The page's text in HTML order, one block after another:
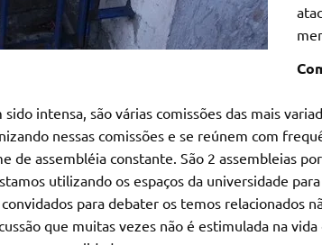
sido intensa, são várias comissões das mais
nessas comissões e se reúnem com
de assembléia constante. São 2 assembleias
utilizando os espaços da universidade
para debater os temos relacionados
que muitas vezes não é estimulada na